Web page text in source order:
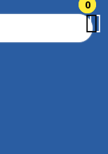
0
0